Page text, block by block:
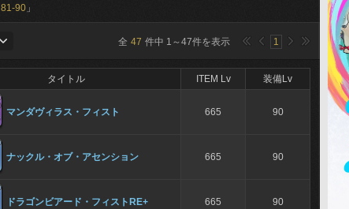
81-90 」
全 47 件中 1 ～47件を表示 1
タイトル ITEM Lv 装備Lv
マンダヴィラス・フィスト 665 90
ナックル・オブ・アセンション 665 90
ドラゴンビアード・フィストRE+ 665 90